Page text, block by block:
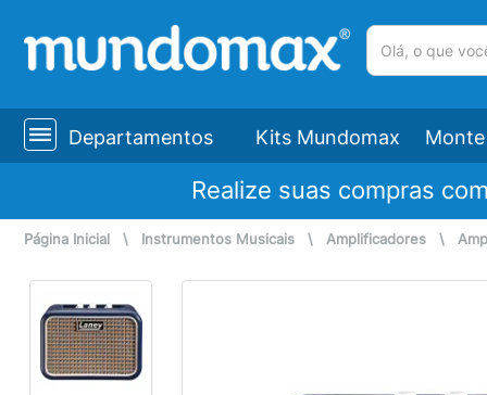
Departamentos Kits Mundomax
Realize suas compras
Página Inicial \ Instrumentos Musicais \ Amplificadores \